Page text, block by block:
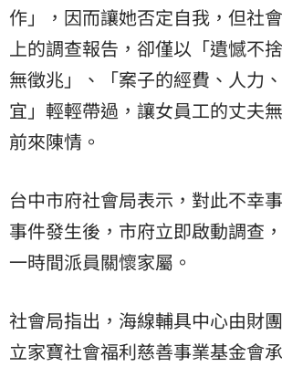
作」，因而讓她否定自我，但社
上的調查報告，卻僅以「遺憾不
無徵兆」、「案子的經費、人力
宜」輕輕帶過，讓女員工的丈夫
前來陳情。
台中市府社會局表示，對此不幸
事件發生後，市府立即啟動調查
一時間派員關懷家屬。
社會局指出，海線輔具中心由財
立家寶社會福利慈善事業基金會